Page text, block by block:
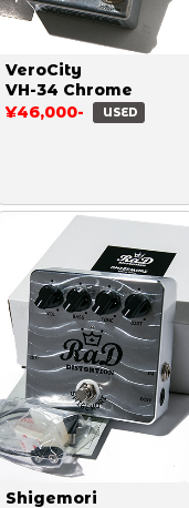
VeroCity
VH-34 Chrome
¥46,000-
USED
Shigemori